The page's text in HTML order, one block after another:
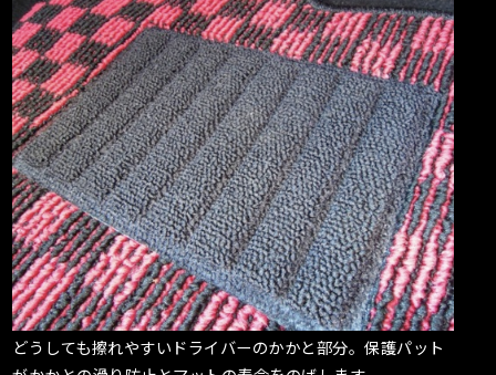
どうしても擦れやすいドライバーのかかと部分。保護パット